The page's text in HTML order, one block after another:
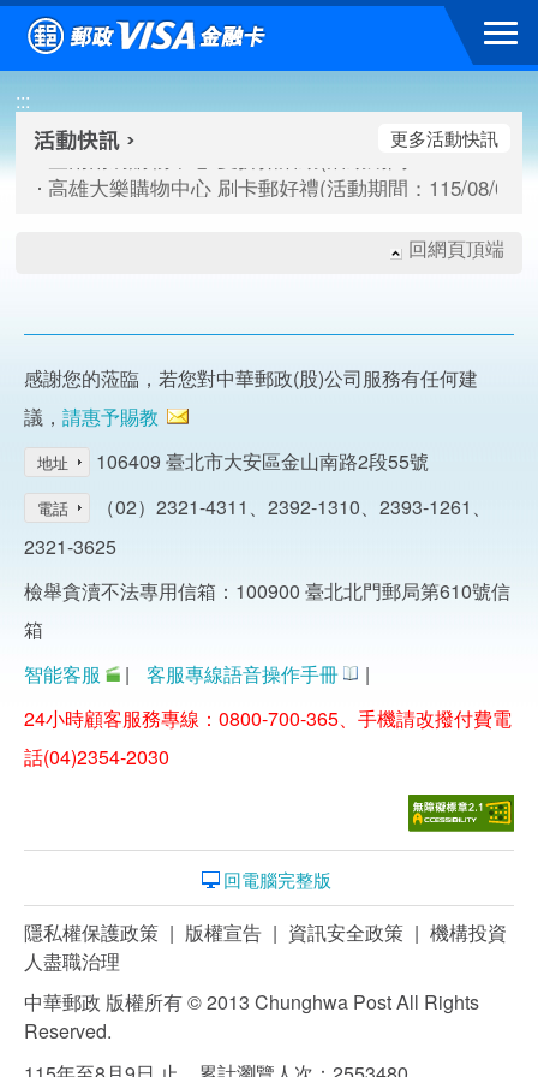
跳到主要內容區塊
:::
臺南南紡購物中心 夏折扣活動(活動期間：115/08/10-
新竹遠東巨城購物中心 2026巨城年中慶夏日BIG好刷(
臺南南紡購物中心 夏折扣活動(活動期間：115/08/10-
高雄大樂購物中心 刷卡郵好禮(活動期間：115/08/07-
更多活動快訊
回網頁頂端
感謝您的蒞臨，若您對中華郵政(股)公司服務有任何建
議， 請惠予賜教
地址 106409 臺北市大安區金山南路2段55號
電話
（02）2321-4311、2392-1310、2393-1261、
2321-3625
檢舉貪瀆不法專用信箱：100900 臺北北門郵局第610號信
箱
智能客服
| 客服專線語音操作手冊
|
24小時顧客服務專線：0800-700-365、手機請改撥付費電
話(04)2354-2030
回電腦完整版
隱私權保護政策 | 版權宣告 | 資訊安全政策 | 機構投資
人盡職治理
中華郵政 版權所有 © 2013 Chunghwa Post All Rights
Reserved.